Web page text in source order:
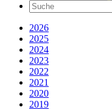
2026
2025
2024
2023
2022
2021
2020
2019